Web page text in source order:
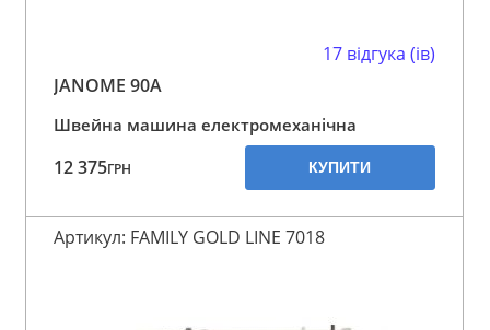
17 відгука (ів)
JANOME 90A
Швейна машина електромеханічна
12 375ГРН КУПИТИ
Артикул: FAMILY GOLD LINE 7018